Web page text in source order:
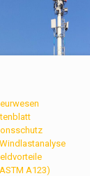
A123)